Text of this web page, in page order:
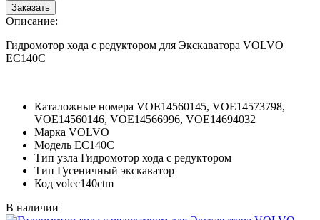
Описание:
Гидромотор хода с редуктором для Экскаватора VOLVO
EC140C
Каталожные номера VOE14560145, VOE14573798,
VOE14560146, VOE14566996, VOE14694032
Марка VOLVO
Модель EC140C
Тип узла Гидромотор хода с редуктором
Тип Гусеничный экскаватор
Код volec140ctm
В наличии